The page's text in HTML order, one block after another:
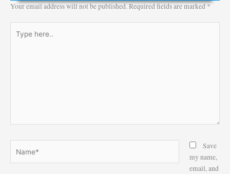
Your email address will not be published.Required fields are marked*
here..
Save
my name,
email, and